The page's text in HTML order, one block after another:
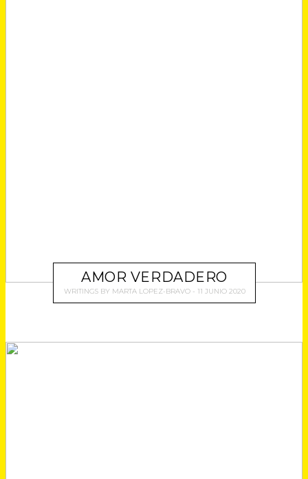
AMOR VERDADERO
WRITINGSBY MARTA LOPEZ-BRAVO 11 JUNIO 2020